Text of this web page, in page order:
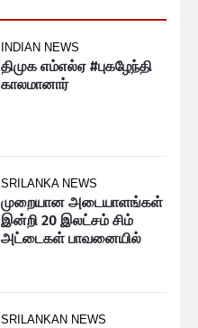
INDIAN NEWS
திமுக எம்எல்ஏ #புகழேந்தி
காலமானார்
SRILANKA NEWS
முறையான அடையாளங்கள்
இன்றி 20 இலட்சம் சிம்
அட்டைகள் பாவனையில்
SRILANKAN NEWS